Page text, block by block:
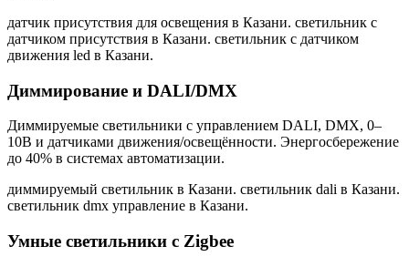
датчик присутствия для освещения в Казани. светильник с
датчиком присутствия в Казани. светильник с датчиком
движения led в Казани.
Диммирование и DALI/DMX
Диммируемые светильники с управлением DALI, DMX, 0–
10В и датчиками движения/освещённости. Энергосбережение
до 40% в системах автоматизации.
диммируемый светильник в Казани. светильник dali в Казани.
светильник dmx управление в Казани.
Умные светильники с Zigbee